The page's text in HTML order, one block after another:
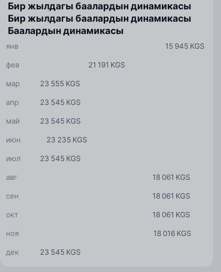
Бир жылдагы баалардын динамикасы
Бир жылдагы баалардын динамикасы
Баалардын динамикасы
15 945 KGS
янв
21 191 KGS
фев
23 555 KGS
мар
23 545 KGS
апр
23 545 KGS
май
23 235 KGS
июн
23 545 KGS
июл
18 061 KGS
авг
18 061 KGS
сен
18 061 KGS
окт
18 016 KGS
ноя
23 545 KGS
дек